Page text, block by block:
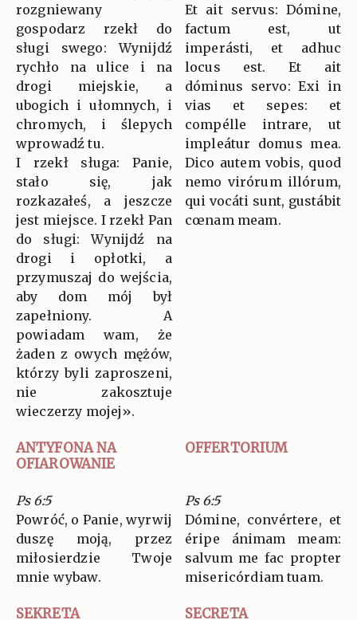
rozgniewany
gospodarz rzekł do
sługi swego: Wynijdź
rychło na ulice i na
drogi miejskie, a
ubogich i ułomnych, i
chromych, i ślepych
wprowadź tu.
I rzekł sługa: Panie,
stało się, jak
rozkazałeś, a jeszcze
jest miejsce. I rzekł Pan
do sługi: Wynijdź na
drogi i opłotki, a
przymuszaj do wejścia,
aby dom mój był
zapełniony. A
powiadam wam, że
żaden z owych mężów,
którzy byli zaproszeni,
nie zakosztuje
wieczerzy mojej».
Et ait servus: Dómine,
factum est, ut
imperásti, et adhuc
locus est. Et ait
dóminus servo: Exi in
vias et sepes: et
compélle intrare, ut
impleátur domus mea.
Dico autem vobis, quod
nemo virórum illórum,
qui vocáti sunt, gustábit
cœnam meam.
ANTYFONA NA
OFIAROWANIE
OFFERTORIUM
Ps 6:5
Powróć, o Panie, wyrwij
duszę moją, przez
miłosierdzie Twoje
mnie wybaw.
Ps 6:5
Dómine, convértere, et
éripe ánimam meam:
salvum me fac propter
misericórdiam tuam.
SEKRETA SECRETA